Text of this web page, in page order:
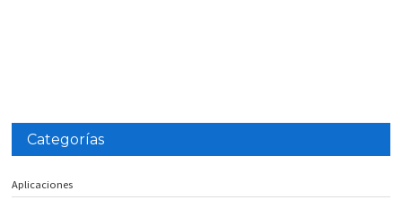
Categorías
Aplicaciones